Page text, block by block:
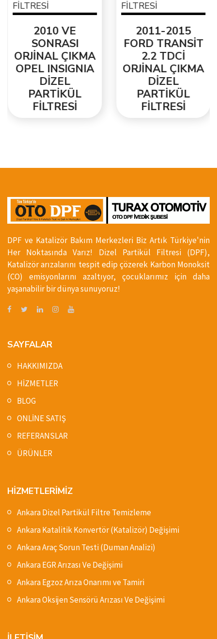
2010 VE
SONRASI
ORJİNAL ÇIKMA
OPEL INSIGNIA
DİZEL
PARTİKÜL
FİLTRESİ
2011-2015
FORD TRANSİT
2.2 TDCİ
ORJİNAL ÇIKMA
DİZEL
PARTİKÜL
FİLTRESİ
DPF ve Katalizör Bakım Merkezleri Biz Artık Türkiye'nin
Her Noktasında Varız! Dizel Partikül Filtresi (DPF),
Katalizör arızalarını tespit edip çözerek Karbon Monoksit
(CO) emisyonlarını azaltıyor, çocuklarımız için daha
yaşanabilir bir dünya sunuyoruz!
SAYFALAR
HAKKIMIZDA
HİZMETLER
BLOG
ONLİNE SATIŞ
REFERANSLAR
ÜRÜNLER
HİZMETLERİMİZ
Ankara Dizel Partikül Filtre Temizleme
Ankara Katalitik Konvertör (Katalizör) Değişimi
Ankara Araç Sorun Testi (Duman Analizi)
Ankara EGR Arızası Ve Değişimi
Ankara Egzoz Arıza Onarımı ve Tamiri
Ankara Oksijen Sensörü Arızası Ve Değişimi